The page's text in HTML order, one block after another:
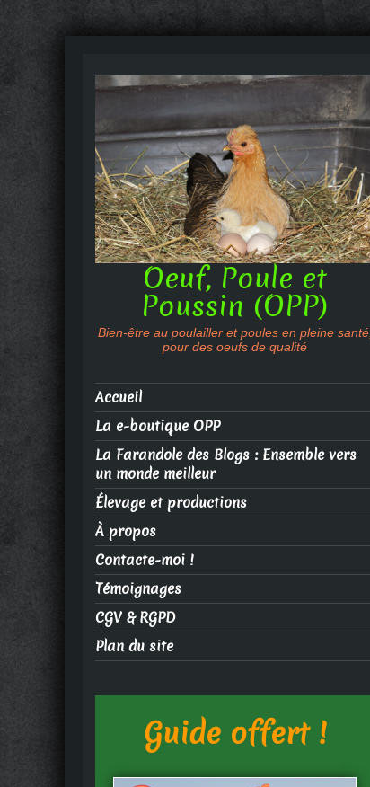
Oeuf, Poule et
Poussin (OPP)
Bien-être au poulailler et poules en pleine santé,
pour des oeufs de qualité
Accueil
La e-boutique OPP
La Farandole des Blogs : Ensemble vers
un monde meilleur
Élevage et productions
À propos
Contacte-moi !
Témoignages
CGV & RGPD
Plan du site
Guide offert !